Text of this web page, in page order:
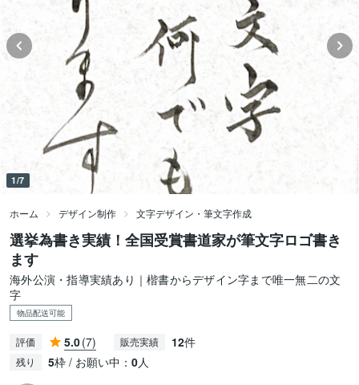
1/7
ホーム デザイン制作 文字デザイン・筆文字作成
選挙為書き実績！全国受賞書道家が筆文字ロゴ書き
ます
海外公演・指導実績あり｜楷書からデザイン字まで唯一無二の文
字
物品配送可能
評価 5.0(7) 販売実績 12件
残り 5枠 / お願い中： 0人